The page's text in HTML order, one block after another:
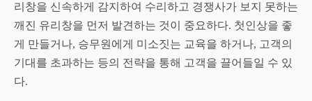
리창을 신속하게 감지하여 수리하고 경쟁사가 보지 못하는
깨진 유리창을 먼저 발견하는 것이 중요하다. 첫인상을 좋
게 만들거나, 승무원에게 미소짓는 교육을 하거나, 고객의
기대를 초과하는 등의 전략을 통해 고객을 끌어들일 수 있
다.